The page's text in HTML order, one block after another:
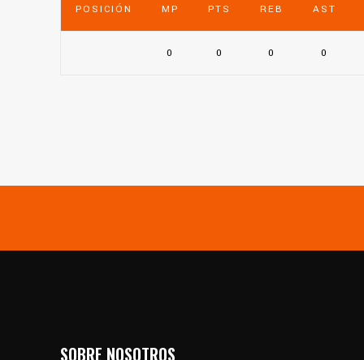
POSICIÓN MP PTS REB AST
0 0 0 0
SOBRE NOSOTROS